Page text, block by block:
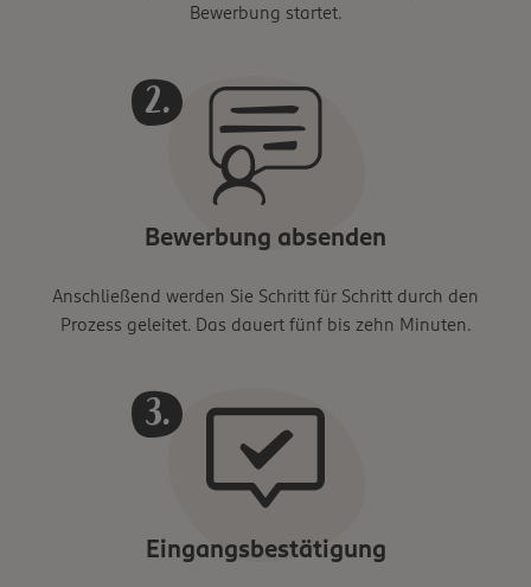
Bewerbung startet.
Bewerbung absenden
Anschließend werden Sie Schritt für Schritt durch den
Prozess geleitet. Das dauert fünf bis zehn Minuten.
Eingangsbestätigung